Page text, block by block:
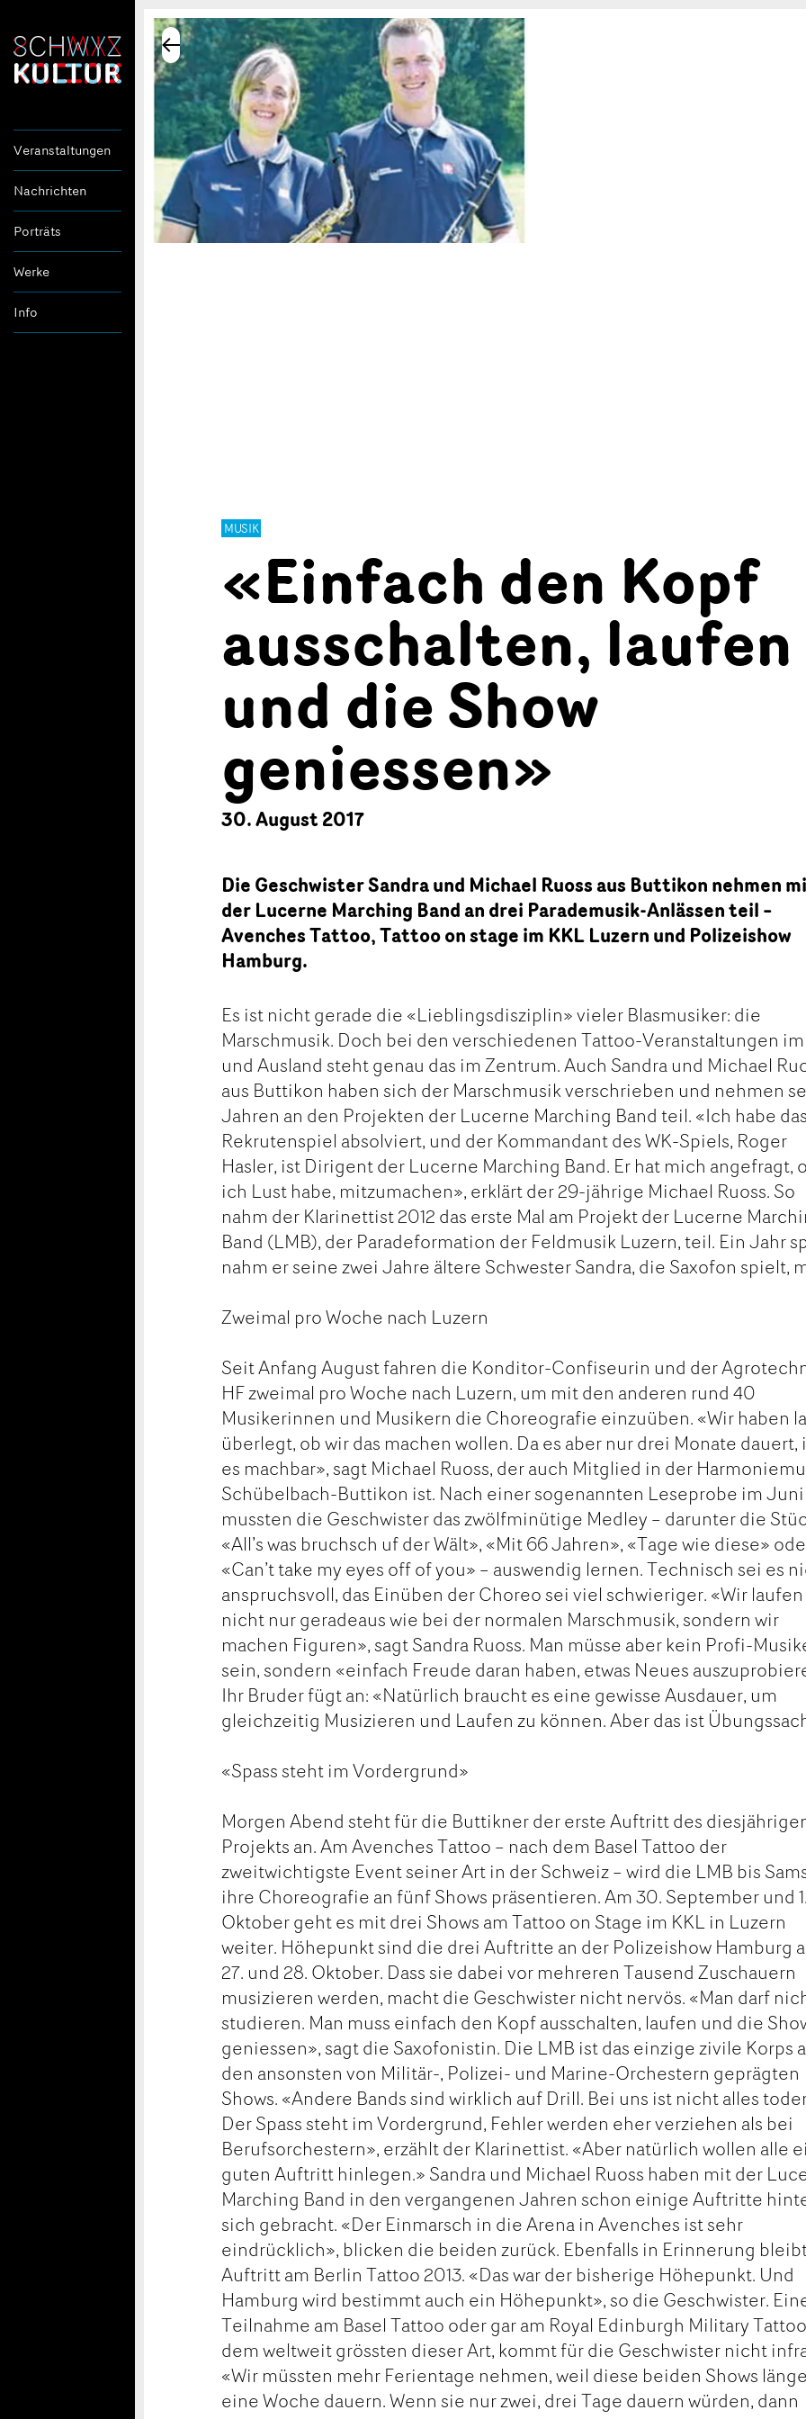
Veranstaltungen
Nachrichten
Porträts
Werke
Info
MUSIK
«Einfach den Kopf
ausschalten, laufen
und die Show
geniessen»
30. August 2017
Die Geschwister Sandra und Michael Ruoss aus Buttikon nehmen
der Lucerne Marching Band an drei Parademusik-Anlässen teil –
Avenches Tattoo, Tattoo on stage im KKL Luzern und Polizeishow
Hamburg.
Es ist nicht gerade die «Lieblingsdisziplin» vieler Blasmusiker: die
Marschmusik. Doch bei den verschiedenen Tattoo-Veranstaltungen
und Ausland steht genau das im Zentrum. Auch Sandra und Michael
aus Buttikon haben sich der Marschmusik verschrieben und nehmen
Jahren an den Projekten der Lucerne Marching Band teil. «Ich habe das
Rekrutenspiel absolviert, und der Kommandant des WK-Spiels, Roger
Hasler, ist Dirigent der Lucerne Marching Band. Er hat mich angefragt,
ich Lust habe, mitzumachen», erklärt der 29-jährige Michael Ruoss. So
nahm der Klarinettist 2012 das erste Mal am Projekt der Lucerne
Band (LMB), der Paradeformation der Feldmusik Luzern, teil. Ein Jahr
nahm er seine zwei Jahre ältere Schwester Sandra, die Saxofon spielt,
Zweimal pro Woche nach Luzern
Seit Anfang August fahren die Konditor-Confiseurin und der
HF zweimal pro Woche nach Luzern, um mit den anderen rund 40
Musikerinnen und Musikern die Choreografie einzuüben. «Wir haben
überlegt, ob wir das machen wollen. Da es aber nur drei Monate dauert,
es machbar», sagt Michael Ruoss, der auch Mitglied in der
Schübelbach-Buttikon ist. Nach einer sogenannten Leseprobe im Juni
mussten die Geschwister das zwölfminütige Medley – darunter die
«All’s was bruchsch uf der Wält», «Mit 66 Jahren», «Tage wie diese»
«Can’t take my eyes off of you» – auswendig lernen. Technisch sei es
anspruchsvoll, das Einüben der Choreo sei viel schwieriger. «Wir
nicht nur geradeaus wie bei der normalen Marschmusik, sondern wir
machen Figuren», sagt Sandra Ruoss. Man müsse aber kein Profi-
sein, sondern «einfach Freude daran haben, etwas Neues
Ihr Bruder fügt an: «Natürlich braucht es eine gewisse Ausdauer, um
gleichzeitig Musizieren und Laufen zu können. Aber das ist
«Spass steht im Vordergrund»
Morgen Abend steht für die Buttikner der erste Auftritt des
Projekts an. Am Avenches Tattoo – nach dem Basel Tattoo der
zweitwichtigste Event seiner Art in der Schweiz – wird die LMB bis
ihre Choreografie an fünf Shows präsentieren. Am 30. September und 1.
Oktober geht es mit drei Shows am Tattoo on Stage im KKL in Luzern
weiter. Höhepunkt sind die drei Auftritte an der Polizeishow Hamburg
27. und 28. Oktober. Dass sie dabei vor mehreren Tausend Zuschauern
musizieren werden, macht die Geschwister nicht nervös. «Man darf
studieren. Man muss einfach den Kopf ausschalten, laufen und die
geniessen», sagt die Saxofonistin. Die LMB ist das einzige zivile Korps
den ansonsten von Militär-, Polizei- und Marine-Orchestern geprägten
Shows. «Andere Bands sind wirklich auf Drill. Bei uns ist nicht alles
Der Spass steht im Vordergrund, Fehler werden eher verziehen als bei
Berufsorchestern», erzählt der Klarinettist. «Aber natürlich wollen alle
guten Auftritt hinlegen.» Sandra und Michael Ruoss haben mit der
Marching Band in den vergangenen Jahren schon einige Auftritte
sich gebracht. «Der Einmarsch in die Arena in Avenches ist sehr
eindrücklich», blicken die beiden zurück. Ebenfalls in Erinnerung
Auftritt am Berlin Tattoo 2013. «Das war der bisherige Höhepunkt. Und
Hamburg wird bestimmt auch ein Höhepunkt», so die Geschwister.
Teilnahme am Basel Tattoo oder gar am Royal Edinburgh Military
dem weltweit grössten dieser Art, kommt für die Geschwister nicht
«Wir müssten mehr Ferientage nehmen, weil diese beiden Shows
eine Woche dauern. Wenn sie nur zwei, drei Tage dauern würden, dann